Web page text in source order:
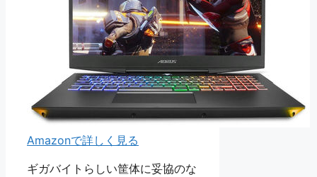
Amazonで詳しく見る
ギガバイトらしい筐体に妥協のな